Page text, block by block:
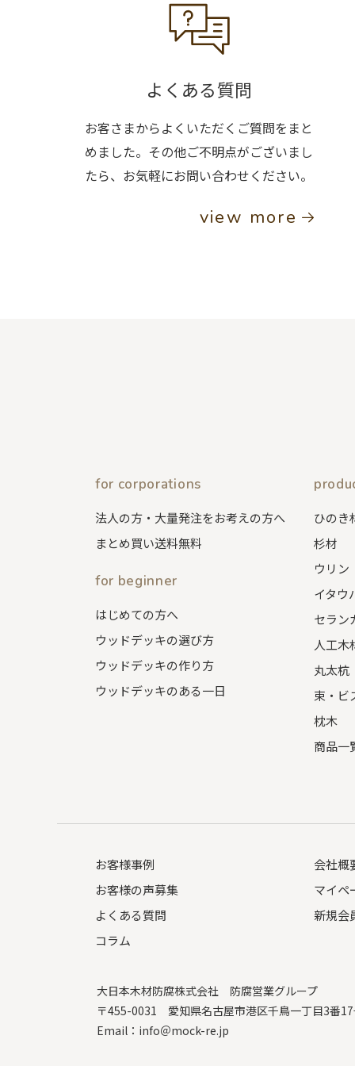
よくある質問
お客さまからよくいただくご質問をまと
めました。その他ご不明点がございまし
たら、お気軽にお問い合わせください。
view more
for corporations
法人の方・大量発注をお考えの方へ
まとめ買い送料無料
for beginner
はじめての方へ
ウッドデッキの選び方
ウッドデッキの作り方
ウッドデッキのある一日
ひのき
杉材
ウリン
イタウ
セラン
人工木
丸太杭
束・ビ
枕木
商品一
お客様事例
お客様の声募集
よくある質問
コラム
会社概
マイペ
新規会
大日本木材防腐株式会社
防腐営業グループ
〒455-0031 愛知県名古屋市港区千鳥一丁目3番
Email： info＠mock-re.jp